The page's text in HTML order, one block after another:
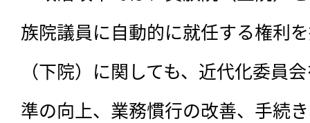
族院議員に自動的に就任する権利
（下院）に関しても、近代化委員
準の向上、業務慣行の改善、手続